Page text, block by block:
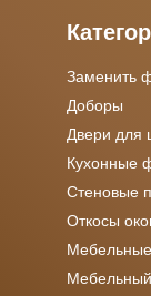
Заменить
Доборы
Двери для
Кухонные
Стеновые
Откосы